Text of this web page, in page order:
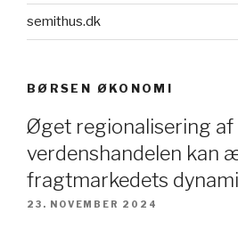
semithus.dk
BØRSEN ØKONOMI
Øget regionalisering af
verdenshandelen kan
fragtmarkedets
23. NOVEMBER 2024